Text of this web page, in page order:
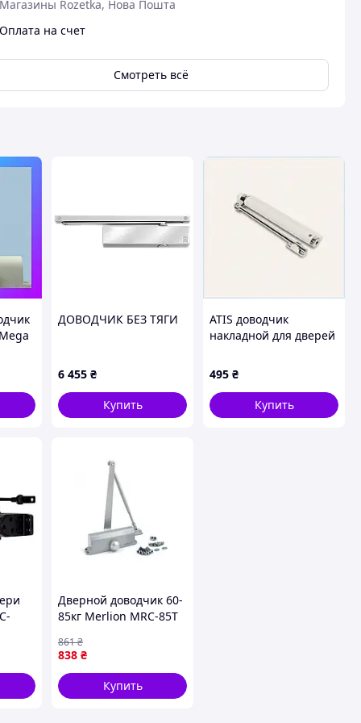
Магазины Rozetka, Нова Пошта
Оплата на счет
Смотреть всё
Q
ДОВОДЧИК БЕЗ ТЯГИ
6 455 ₴
Купить
ATIS доводчик
накладной для дверей
775A397A9
495 ₴
Купить
Дверной доводчик 60-
85кг Merlion MRC-85T
838 ₴
861₴
Купить